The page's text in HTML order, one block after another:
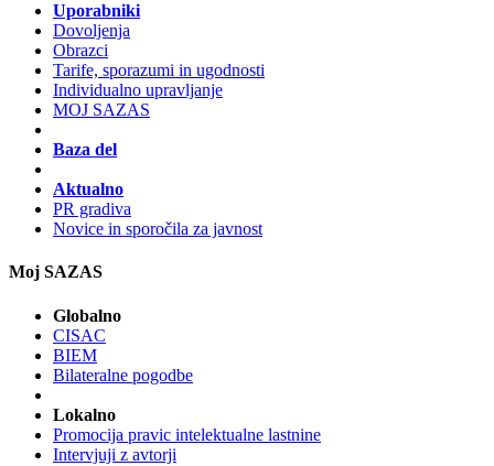
Uporabniki
Dovoljenja
Obrazci
Tarife, sporazumi in ugodnosti
Individualno upravljanje
MOJ SAZAS
Baza del
Aktualno
PR gradiva
Novice in sporočila za javnost
Moj SAZAS
Globalno
CISAC
BIEM
Bilateralne pogodbe
Lokalno
Promocija pravic intelektualne lastnine
Intervjuji z avtorji